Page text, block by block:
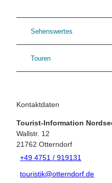
Sehenswertes
Touren
Kontaktdaten
Tourist-Information
Wallstr. 12
21762 Otterndorf
+49 4751 / 919131
touristik@otterndorf.de